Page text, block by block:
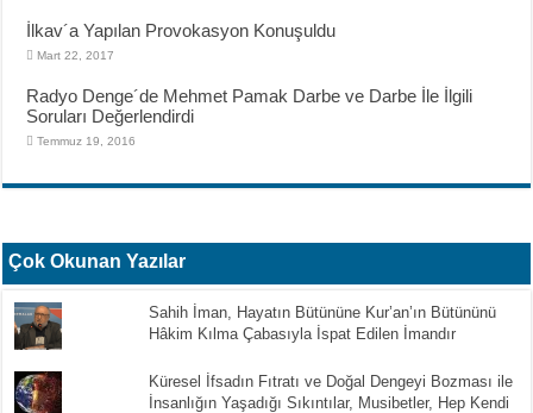
İlkav´a Yapılan Provokasyon Konuşuldu
Mart 22, 2017
Radyo Denge´de Mehmet Pamak Darbe ve Darbe İle İlgili
Soruları Değerlendirdi
Temmuz 19, 2016
Çok Okunan Yazılar
Sahih İman, Hayatın Bütününe Kur’an’ın Bütününü
Hâkim Kılma Çabasıyla İspat Edilen İmandır
Küresel İfsadın Fıtratı ve Doğal Dengeyi Bozması ile
İnsanlığın Yaşadığı Sıkıntılar, Musibetler, Hep Kendi